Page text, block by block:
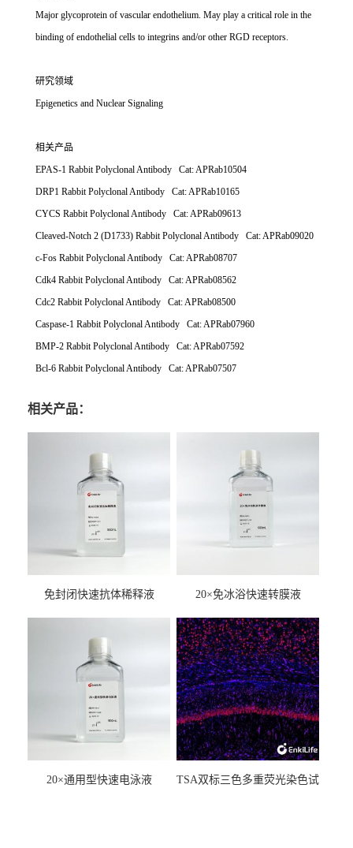
Major glycoprotein of vascular endothelium. May play a critical role in the
binding of endothelial cells to integrins and/or other RGD receptors.
研究领域
Epigenetics and Nuclear Signaling
相关产品
EPAS-1 Rabbit Polyclonal Antibody Cat: APRab10504
DRP1 Rabbit Polyclonal Antibody Cat: APRab10165
CYCS Rabbit Polyclonal Antibody Cat: APRab09613
Cleaved-Notch 2 (D1733) Rabbit Polyclonal Antibody Cat: APRab09020
c-Fos Rabbit Polyclonal Antibody Cat: APRab08707
Cdk4 Rabbit Polyclonal Antibody Cat: APRab08562
Cdc2 Rabbit Polyclonal Antibody Cat: APRab08500
Caspase-1 Rabbit Polyclonal Antibody Cat: APRab07960
BMP-2 Rabbit Polyclonal Antibody Cat: APRab07592
Bcl-6 Rabbit Polyclonal Antibody Cat: APRab07507
相关产品：
免封闭快速抗体稀释液 20×免冰浴快速转膜液
20×通用型快速电泳液
TSA双标三色多重荧光染色试